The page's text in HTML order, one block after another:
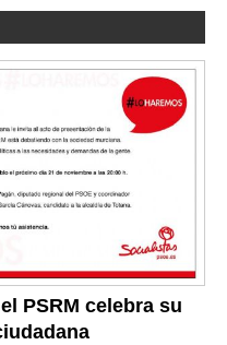
PSRM celebra su